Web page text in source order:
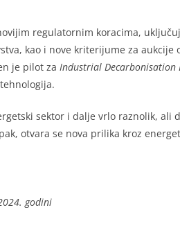
regulatornim koracima,
kao i nove kriterijume za aukcije
je pilot za Industrial Decarbonisation
sektor i dalje vrlo raznolik, ali
otvara se nova prilika kroz
godini